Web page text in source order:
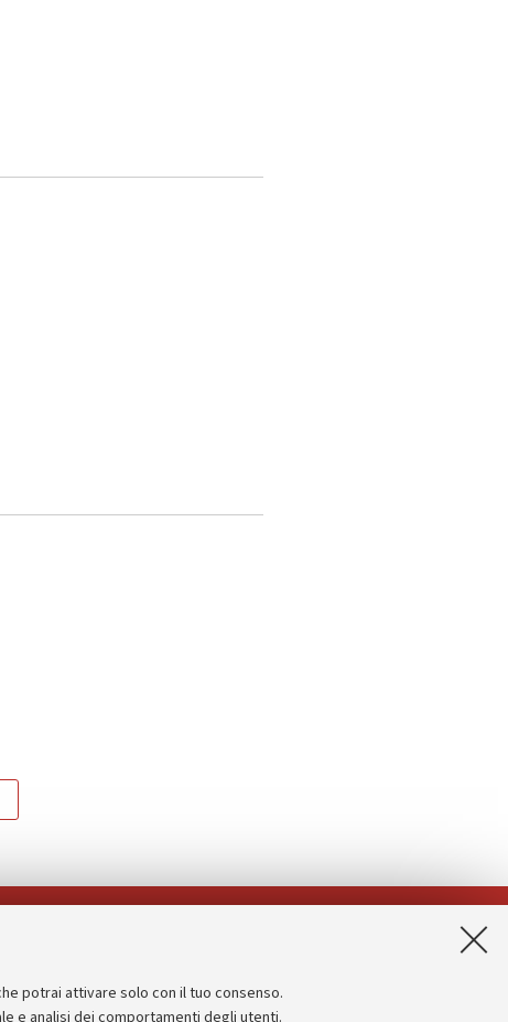
potrai attivare solo con il tuo consenso.
e analisi dei comportamenti degli utenti.
Informazioni sul sito e accessibilità